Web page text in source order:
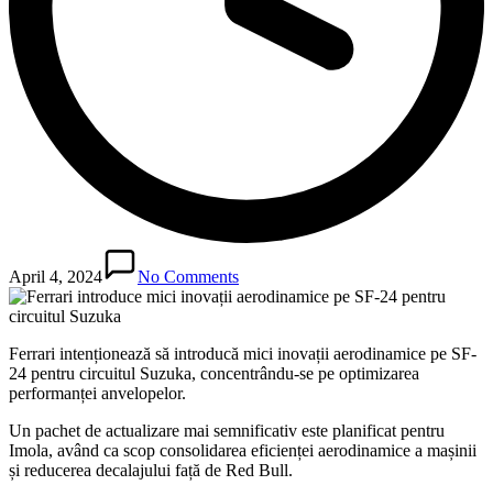
April 4, 2024 No Comments
Ferrari intenționează să introducă mici inovații aerodinamice pe SF-
24 pentru circuitul Suzuka, concentrându-se pe optimizarea
performanței anvelopelor.
Un pachet de actualizare mai semnificativ este planificat pentru
Imola, având ca scop consolidarea eficienței aerodinamice a mașinii
și reducerea decalajului față de Red Bull.